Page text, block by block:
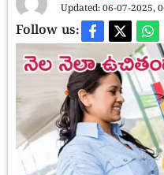
Updated: 06-07-2025,
Follow us: